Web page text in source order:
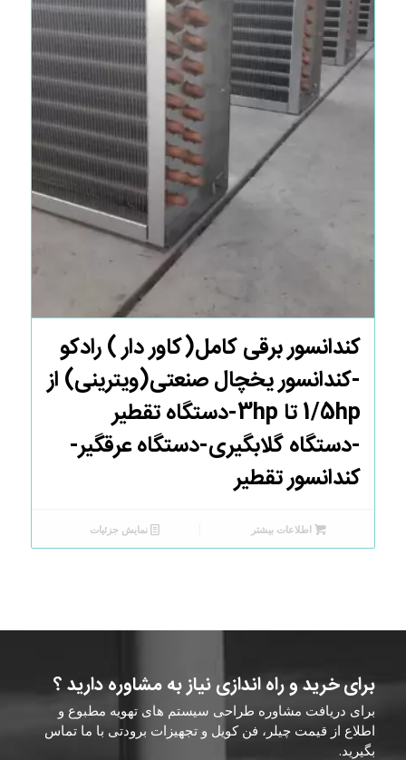
کندانسور برقی کامل(کاور دار ) رادکو
-کندانسور یخچال صنعتی(ویترینی) از
1/5hp تا 3hp-دستگاه تقطیر
-دستگاه گلابگیری-دستگاه عرقگیر-
کندانسور تقطیر
اطلاعات بیشتر نمایش جزئیات
برای خرید و راه اندازی نیاز به مشاوره دارید ؟
برای دریافت مشاوره طراحی سیستم های تهویه مطبوع و
اطلاع از قیمت چیلر، فن کویل و تجهیزات برودتی با ما تماس
بگیرید.